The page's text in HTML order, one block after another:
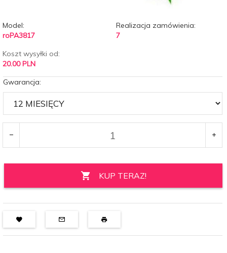
Model:
roPA3817
Realizacja zamówienia:
7
Koszt wysyłki od:
20.00 PLN
Gwarancja:
KUP TERAZ!